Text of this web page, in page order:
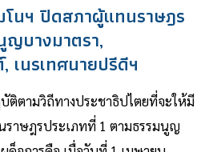
โนฯ ปิดสภาผู้แทนราษฎร
ญบางมาตรา,
นรเทศนายปรีดีฯ
ติตามวิถีทางประชาธิปไตยที่จะให้มี
ราษฎรประเภทที่ 1 ตามธรรมนูญ